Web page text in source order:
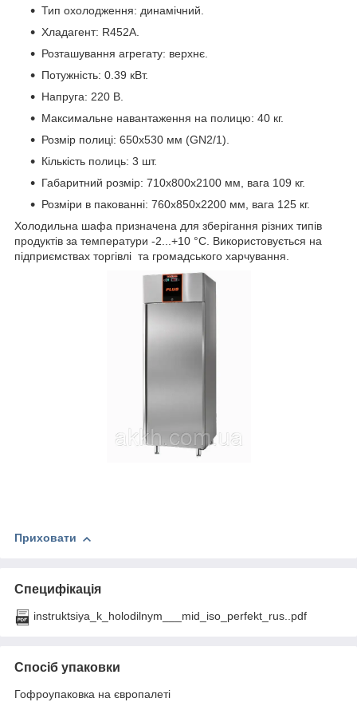
Тип охолодження: динамічний.
Хладагент: R452A.
Розташування агрегату: верхнє.
Потужність: 0.39 кВт.
Напруга: 220 В.
Максимальне навантаження на полицю: 40 кг.
Розмір полиці: 650х530 мм (GN2/1).
Кількість полиць: 3 шт.
Габаритний розмір: 710х800х2100 мм, вага 109 кг.
Розміри в пакованні: 760х850х2200 мм, вага 125 кг.
Холодильна шафа призначена для зберігання різних типів
продуктів за температури -2...+10 °C. Використовується на
підприємствах торгівлі та громадського харчування.
Приховати
Специфікація
instruktsiya_k_holodilnym___mid_iso_perfekt_rus..pdf
Спосіб упаковки
Гофроупаковка на європалеті